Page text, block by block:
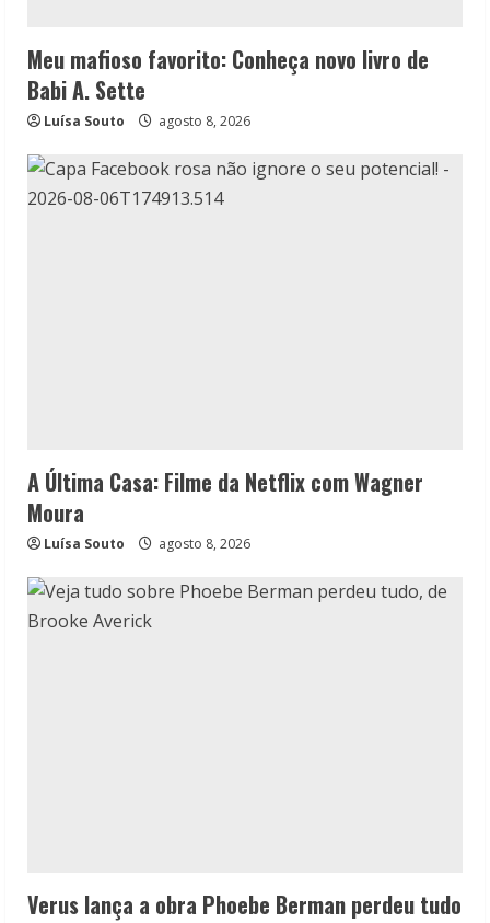
Meu mafioso favorito: Conheça novo livro de
Babi A. Sette
Luísa Souto agosto 8, 2026
A Última Casa: Filme da Netflix com Wagner
Moura
Luísa Souto agosto 8, 2026
Verus lança a obra Phoebe Berman perdeu tudo